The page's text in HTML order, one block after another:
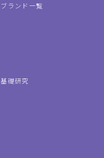
ブランド一覧
基礎研究